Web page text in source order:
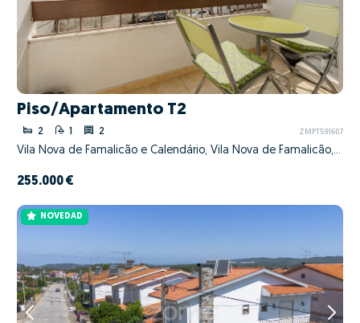
Piso/Apartamento T2
2 1 2 ZMPT591607
Vila Nova de Famalicão e Calendário, Vila Nova de Famalicão, Braga
255.000 €
NOVEDAD